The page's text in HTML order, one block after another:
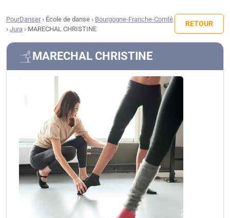
PourDanser› École de danse › Bourgogne-Franche-Comté
› Jura › MARECHAL CHRISTINE
RETOUR
MARECHAL CHRISTINE